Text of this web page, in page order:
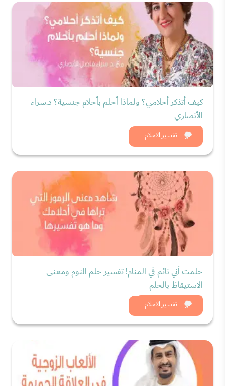
تفسير الاحلام
كيف أتذكر أحلامي؟ ولماذا أحلم بأحلام جنسية؟ د.سراء
الأنصاري
شاهد الان
تفسير الاحلام
حلمت أني نائم في المنام! تفسير حلم النوم ومعنى
الاستيقاظ بالحلم
شاهد الان